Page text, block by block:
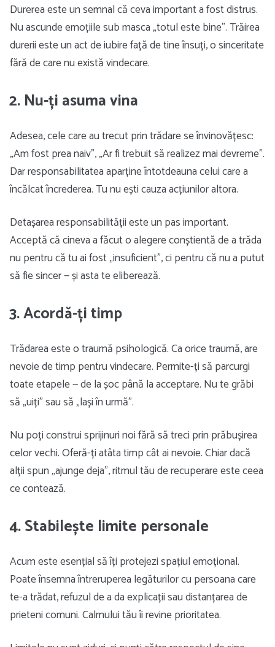
Durerea este un semnal că ceva important a fost distrus.
Nu ascunde emoțiile sub masca „totul este bine”. Trăirea
durerii este un act de iubire față de tine însuți, o sinceritate
fără de care nu există vindecare.
2. Nu-ți asuma vina
Adesea, cele care au trecut prin trădare se învinovățesc:
„Am fost prea naiv”, „Ar fi trebuit să realizez mai devreme”.
Dar responsabilitatea aparține întotdeauna celui care a
încălcat încrederea. Tu nu ești cauza acțiunilor altora.
Detașarea responsabilității este un pas important.
Acceptă că cineva a făcut o alegere conștientă de a trăda
nu pentru că tu ai fost „insuficient”, ci pentru că nu a putut
să fie sincer — și asta te eliberează.
3. Acordă-ți timp
Trădarea este o traumă psihologică. Ca orice traumă, are
nevoie de timp pentru vindecare. Permite-ți să parcurgi
toate etapele — de la șoc până la acceptare. Nu te grăbi
să „uiți” sau să „lași în urmă”.
Nu poți construi sprijinuri noi fără să treci prin prăbușirea
celor vechi. Oferă-ți atâta timp cât ai nevoie. Chiar dacă
alții spun „ajunge deja”, ritmul tău de recuperare este ceea
ce contează.
4. Stabilește limite personale
Acum este esențial să îți protejezi spațiul emoțional.
Poate însemna întreruperea legăturilor cu persoana care
te-a trădat, refuzul de a da explicații sau distanțarea de
prieteni comuni. Calmului tău îi revine prioritatea.